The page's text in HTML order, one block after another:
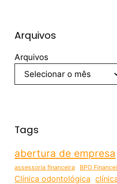
Arquivos
Arquivos
Tags
abertura de empresa
assessoria financeira
BPO
Clínica odontológica